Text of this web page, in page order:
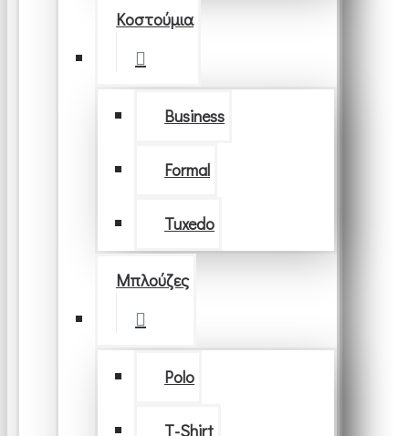
Κοστούμια
Business
Formal
Tuxedo
Μπλούζες
Polo
T-Shirt